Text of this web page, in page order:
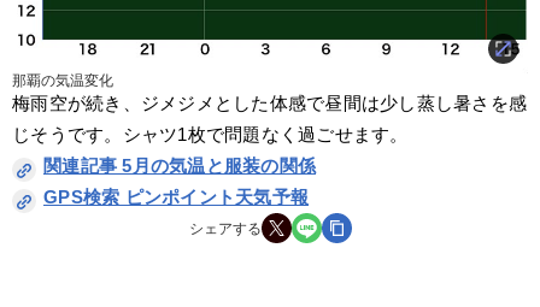
那覇の気温変化
梅雨空が続き、ジメジメとした体感で昼間は少し蒸し暑さを感
じそうです。シャツ1枚で問題なく過ごせます。
関連記事 5月の気温と服装の関係
GPS検索 ピンポイント天気予報
シェアする